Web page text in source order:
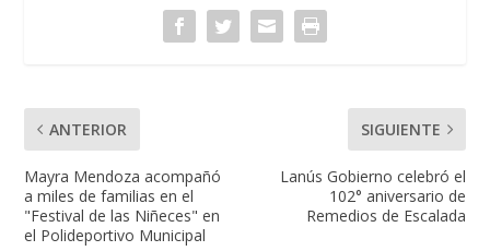
ANTERIOR
Mayra Mendoza acompañó
a miles de familias en el
"Festival de las Niñeces" en
el Polideportivo Municipal
SIGUIENTE
Lanús Gobierno celebró el
102° aniversario de
Remedios de Escalada